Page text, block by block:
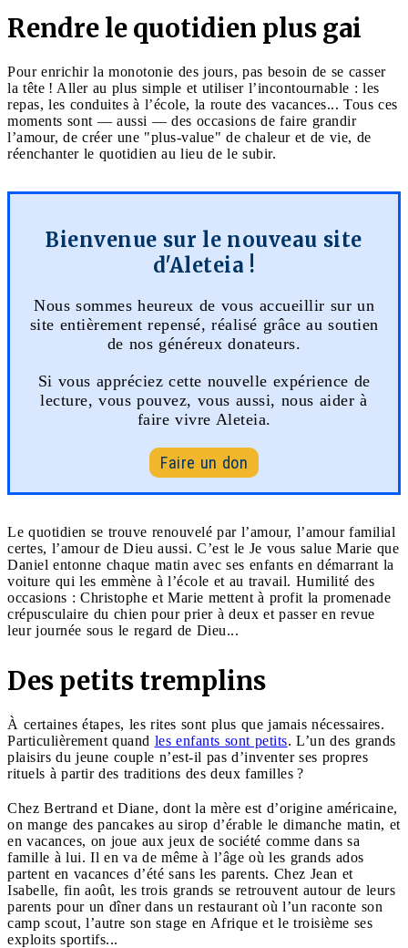
Rendre le quotidien plus gai
Pour enrichir la monotonie des jours, pas besoin de se casser
la tête ! Aller au plus simple et utiliser l’incontournable : les
repas, les conduites à l’école, la route des vacances... Tous ces
moments sont — aussi — des occasions de faire grandir
l’amour, de créer une "plus-value" de chaleur et de vie, de
réenchanter le quotidien au lieu de le subir.
Bienvenue sur le nouveau site
d'Aleteia !
Nous sommes heureux de vous accueillir sur un
site entièrement repensé, réalisé grâce au soutien
de nos généreux donateurs.
Si vous appréciez cette nouvelle expérience de
lecture, vous pouvez, vous aussi, nous aider à
faire vivre Aleteia.
Faire un don
Le quotidien se trouve renouvelé par l’amour, l’amour familial
certes, l’amour de Dieu aussi. C’est le Je vous salue Marie que
Daniel entonne chaque matin avec ses enfants en démarrant la
voiture qui les emmène à l’école et au travail. Humilité des
occasions : Christophe et Marie mettent à profit la promenade
crépusculaire du chien pour prier à deux et passer en revue
leur journée sous le regard de Dieu...
Des petits tremplins
À certaines étapes, les rites sont plus que jamais nécessaires.
Particulièrement quand les enfants sont petits. L’un des grands
plaisirs du jeune couple n’est-il pas d’inventer ses propres
rituels à partir des traditions des deux familles ?
Chez Bertrand et Diane, dont la mère est d’origine américaine,
on mange des pancakes au sirop d’érable le dimanche matin, et
en vacances, on joue aux jeux de société comme dans sa
famille à lui. Il en va de même à l’âge où les grands ados
partent en vacances d’été sans les parents. Chez Jean et
Isabelle, fin août, les trois grands se retrouvent autour de leurs
parents pour un dîner dans un restaurant où l’un raconte son
camp scout, l’autre son stage en Afrique et le troisième ses
exploits sportifs...